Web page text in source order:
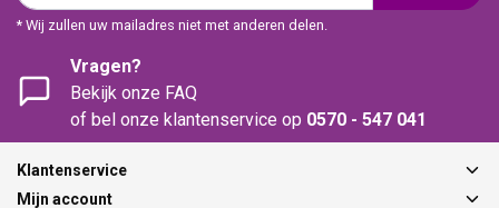
* Wij zullen uw mailadres niet met anderen delen.
Vragen?
Bekijk onze FAQ
of bel onze klantenservice op 0570 - 547 041
Klantenservice
Mijn account